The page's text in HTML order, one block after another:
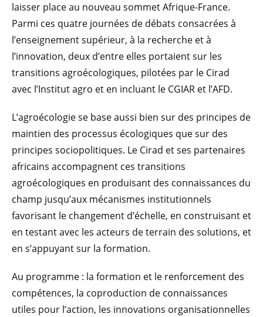
laisser place au nouveau sommet Afrique-France.
Parmi ces quatre journées de débats consacrées à
l’enseignement supérieur, à la recherche et à
l’innovation, deux d’entre elles portaient sur les
transitions agroécologiques, pilotées par le Cirad
avec l’Institut agro et en incluant le CGIAR et l’AFD.
L’agroécologie se base aussi bien sur des principes de
maintien des processus écologiques que sur des
principes sociopolitiques. Le Cirad et ses partenaires
africains accompagnent ces transitions
agroécologiques en produisant des connaissances du
champ jusqu’aux mécanismes institutionnels
favorisant le changement d’échelle, en construisant et
en testant avec les acteurs de terrain des solutions, et
en s’appuyant sur la formation.
Au programme : la formation et le renforcement des
compétences, la coproduction de connaissances
utiles pour l’action, les innovations organisationnelles